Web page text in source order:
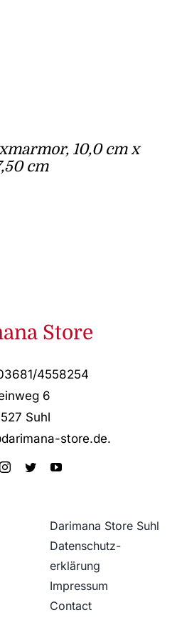
10,0 cm x
cm
Store
4558254
6
Suhl
store.de.
Darimana Store Suhl
Datenschutz­
erklärung
Impressum
Contact